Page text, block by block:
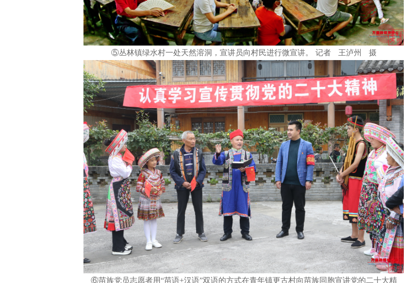
⑤丛林镇绿水村一处天然溶洞，宣讲员向村民进行微宣讲。 记者 王泸州 摄
⑥苗族党员志愿者用“苗语+汉语”双语的方式在青年镇更古村向苗族同胞宣讲党的二十大精